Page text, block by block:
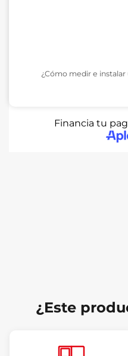
¿Cómo medir e
Financia tu
¿Este